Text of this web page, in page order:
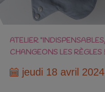
ATELIER
CHANGEONS LES RÈGLES
jeudi 18 avril